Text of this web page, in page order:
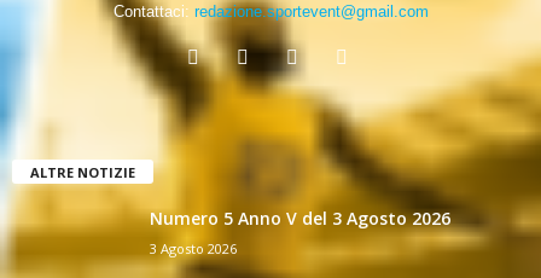
Contattaci: redazione.sportevent@gmail.com
ALTRE NOTIZIE
Numero 5 Anno V del 3 Agosto 2026
3 Agosto 2026